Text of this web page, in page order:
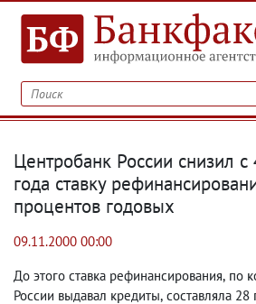
Центробанк России снизил с
года ставку
процентов годовых
09.11.2000 00:00
До этого ставка рефинансирования, по
России выдавал кредиты, составляла